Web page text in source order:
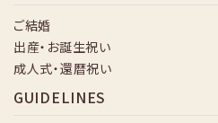
ご結婚
出産・お誕生祝い
成人式・還暦祝い
GUIDELINES